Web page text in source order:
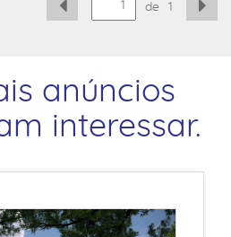
de 1
anúncios
interessar.